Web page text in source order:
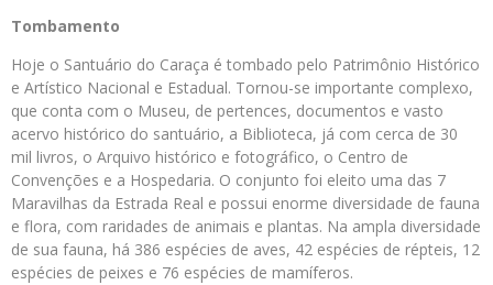
Tombamento
Hoje o Santuário do Caraça é tombado pelo Patrimônio Histórico
e Artístico Nacional e Estadual. Tornou-se importante complexo,
que conta com o Museu, de pertences, documentos e vasto
acervo histórico do santuário, a Biblioteca, já com cerca de 30
mil livros, o Arquivo histórico e fotográfico, o Centro de
Convenções e a Hospedaria. O conjunto foi eleito uma das 7
Maravilhas da Estrada Real e possui enorme diversidade de fauna
e flora, com raridades de animais e plantas. Na ampla diversidade
de sua fauna, há 386 espécies de aves, 42 espécies de répteis, 12
espécies de peixes e 76 espécies de mamíferos.